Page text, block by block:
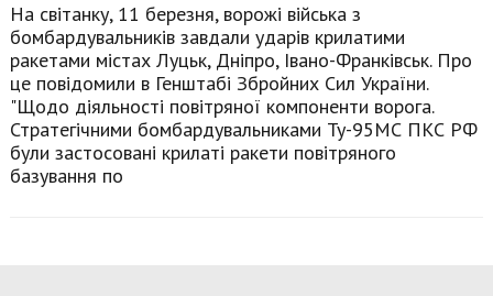
На світанку, 11 березня, ворожі війська з
бомбардувальників завдали ударів крилатими
ракетами містах Луцьк, Дніпро, Івано-Франківськ. Про
це повідомили в Генштабі Збройних Сил України.
"Щодо діяльності повітряної компоненти ворога.
Стратегічними бомбардувальниками Ту-95МС ПКС РФ
були застосовані крилаті ракети повітряного
базування по